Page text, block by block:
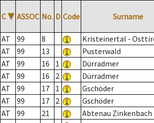
C ▼ ASSOC No. D Code Surname
AT 99 8 Kristeinertal -
AT
99 13 Pusterwald
AT
99 16 1 Dürradmer
AT
99 16 2 Dürradmer
AT
99 17 1 Gschöder
AT
99 17 2 Gschöder
AT
99 21 Abtenau Zinkenbach